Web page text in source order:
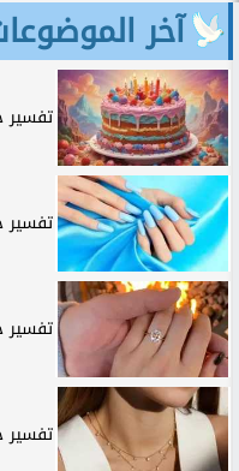
آخر
تفسير
تفسير
تفسير
تفسير